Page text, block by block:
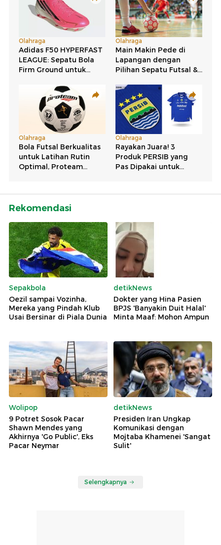
Rekomendasi
Sepakbola
Oezil sampai Vozinha,
Mereka yang Pindah Klub
Usai Bersinar di Piala Dunia
detikNews
Dokter yang Hina Pasien
BPJS 'Banyakin Duit Halal'
Minta Maaf: Mohon Ampun
Wolipop
9 Potret Sosok Pacar
Shawn Mendes yang
Akhirnya 'Go Public', Eks
Pacar Neymar
detikNews
Presiden Iran Ungkap
Komunikasi dengan
Mojtaba Khamenei 'Sangat
Sulit'
Selengkapnya